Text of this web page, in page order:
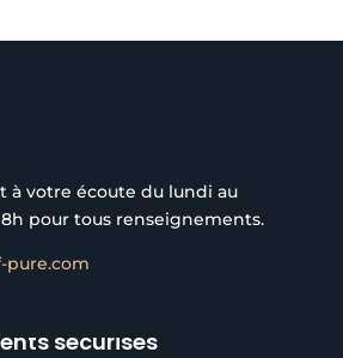
à votre écoute du lundi au
pour tous renseignements.
pure.com
sécurisés